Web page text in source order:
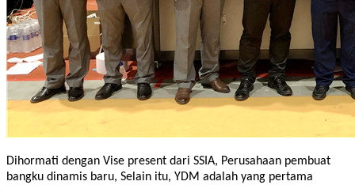
Dihormati dengan Vise present dari SSIA, Perusahaan pembuat
bangku dinamis baru, Selain itu, YDM adalah yang pertama